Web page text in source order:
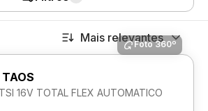
Mais relevantes
Foto 360º
16V TOTAL FLEX AUTOMATICO